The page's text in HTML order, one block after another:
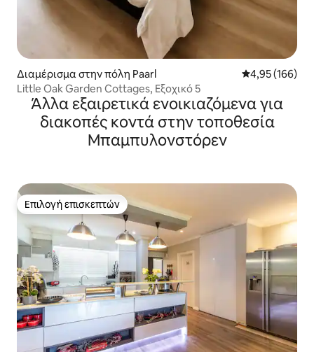
Διαμέρισμα στην πόλη Paarl Μέση
4,95 (166)
Little Oak Garden Cottages, Εξοχικό 5
Άλλα εξαιρετικά ενοικιαζόμενα για
διακοπές κοντά στην τοποθεσία
Μπαμπυλονστόρεν
Επιλογή επισκεπτών
Επιλογή επισκεπτών